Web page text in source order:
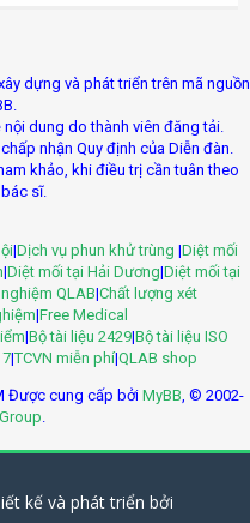
kế và phát triển bởi
dựng và phát triển trên mã nguồn
dung do thành viên đăng tải.
nhận Quy định của Diễn đàn.
khảo, khi điều trị cần tuân theo
sĩ.
|Dịch vụ phun khử trùng |Diệt mối
|Diệt mối tại Hải Dương|Diệt mối tại
QLAB|Chất lượng xét
|Free Medical
|Bộ tài liệu 2429|Bộ tài liệu ISO
|TCVN miễn phí|QLAB shop
Được cung cấp bởi MyBB, © 2002-
.